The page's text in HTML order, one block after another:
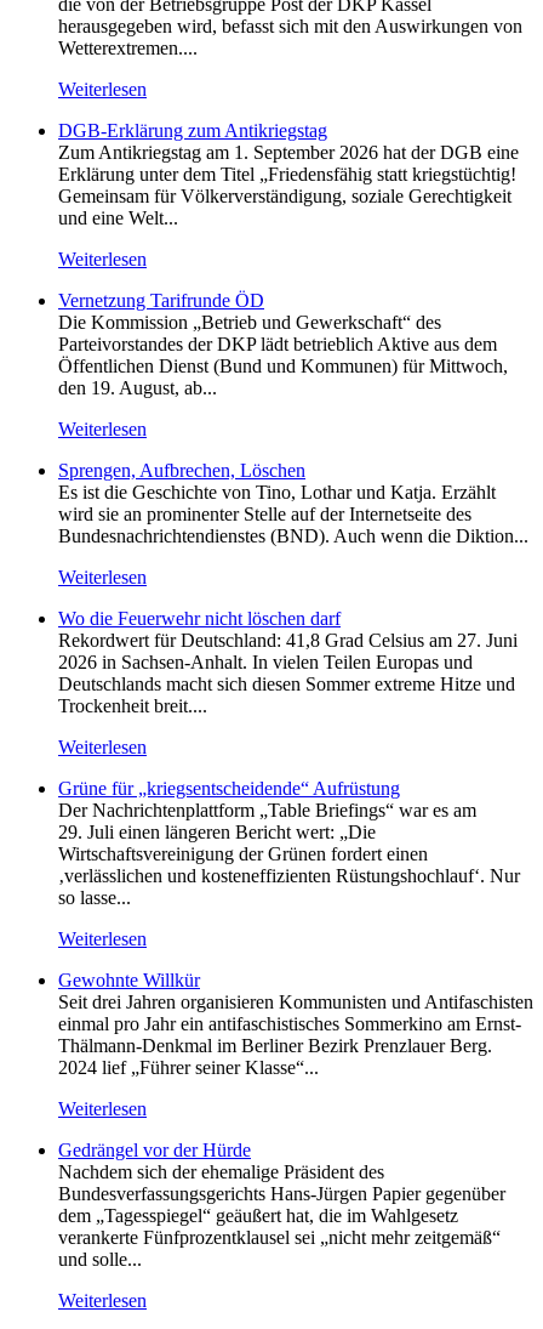
herausgegeben wird, befasst sich mit den Auswirkungen von
Wetterextremen....
Weiterlesen
DGB-Erklärung zum Antikriegstag
Zum Antikriegstag am 1. September 2026 hat der DGB eine
Erklärung unter dem Titel „Friedensfähig statt kriegstüchtig!
Gemeinsam für Völkerverständigung, soziale Gerechtigkeit
und eine Welt...
Weiterlesen
Vernetzung Tarifrunde ÖD
Die Kommission „Betrieb und Gewerkschaft“ des
Parteivorstandes der DKP lädt betrieblich Aktive aus dem
Öffentlichen Dienst (Bund und Kommunen) für Mittwoch,
den 19. August, ab...
Weiterlesen
Sprengen, Aufbrechen, Löschen
Es ist die Geschichte von Tino, Lothar und Katja. Erzählt
wird sie an prominenter Stelle auf der Internetseite des
Bundesnachrichtendienstes (BND). Auch wenn die Diktion...
Weiterlesen
Wo die Feuerwehr nicht löschen darf
Rekordwert für Deutschland: 41,8 Grad Celsius am 27. Juni
2026 in Sachsen-Anhalt. In vielen Teilen Europas und
Deutschlands macht sich diesen Sommer extreme Hitze und
Trockenheit breit....
Weiterlesen
Grüne für „kriegsentscheidende“ Aufrüstung
Der Nachrichtenplattform „Table Briefings“ war es am
29. Juli einen längeren Bericht wert: „Die
Wirtschaftsvereinigung der Grünen fordert einen
‚verlässlichen und kosteneffizienten Rüstungshochlauf‘. Nur
so lasse...
Weiterlesen
Gewohnte Willkür
Seit drei Jahren organisieren Kommunisten und Antifaschisten
einmal pro Jahr ein antifaschistisches Sommerkino am Ernst-
Thälmann-Denkmal im Berliner Bezirk Prenzlauer Berg.
2024 lief „Führer seiner Klasse“...
Weiterlesen
Gedrängel vor der Hürde
Nachdem sich der ehemalige Präsident des
Bundesverfassungsgerichts Hans-Jürgen Papier gegenüber
dem „Tagesspiegel“ geäußert hat, die im Wahlgesetz
verankerte Fünfprozentklausel sei „nicht mehr zeitgemäß“
und solle...
Weiterlesen